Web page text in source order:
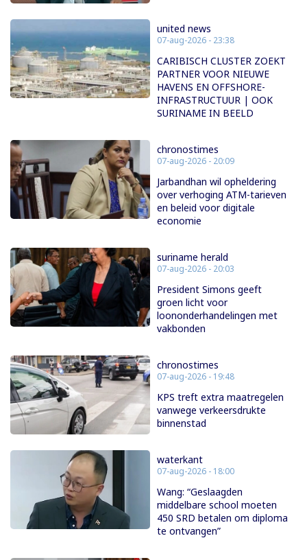
united news
07-aug-2026 - 23:38
CARIBISCH CLUSTER ZOEKT
PARTNER VOOR NIEUWE
HAVENS EN OFFSHORE-
INFRASTRUCTUUR | OOK
SURINAME IN BEELD
chronostimes
07-aug-2026 - 20:09
Jarbandhan wil opheldering
over verhoging ATM-tarieven
en beleid voor digitale
economie
suriname herald
07-aug-2026 - 20:03
President Simons geeft
groen licht voor
loononderhandelingen met
vakbonden
chronostimes
07-aug-2026 - 19:48
KPS treft extra maatregelen
vanwege verkeersdrukte
binnenstad
waterkant
07-aug-2026 - 18:00
Wang: “Geslaagden
middelbare school moeten
450 SRD betalen om diploma
te ontvangen”